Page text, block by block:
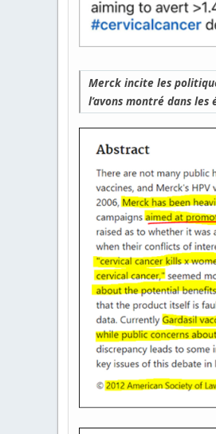
Merck incite les
l’avons montré dans